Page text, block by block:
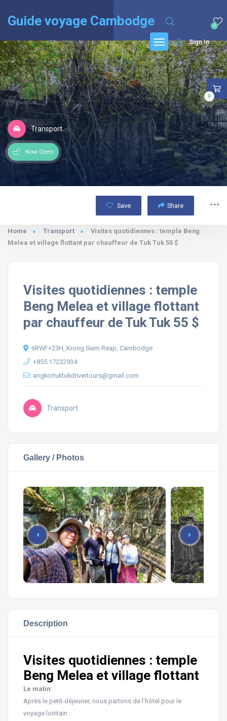
Guide voyage Cambodge 0
Sign In
Transport
Now Open
Save Share
Home Transport
Visites quotidiennes : temple Beng
Melea et village flottant par chauffeur de Tuk Tuk 55 $
Visites quotidiennes : temple
Beng Melea et village flottant
par chauffeur de Tuk Tuk 55 $
6RWF+23H, Krong Siem Reap, Cambodge
+855.17232934
angkortuktukdrivertours@gmail.com
Transport
Gallery / Photos
Description
Visites quotidiennes : temple
Beng Melea et village flottant
Le matin:
Après le petit-déjeuner, nous partons de l’hôtel pour le
voyage lointain :
0